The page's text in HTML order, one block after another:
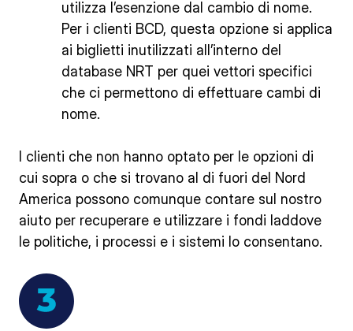
utilizza l’esenzione dal cambio di nome.
Per i clienti BCD, questa opzione si applica
ai biglietti inutilizzati all’interno del
database NRT per quei vettori specifici
che ci permettono di effettuare cambi di
nome.
I clienti che non hanno optato per le opzioni di
cui sopra o che si trovano al di fuori del Nord
America possono comunque contare sul nostro
aiuto per recuperare e utilizzare i fondi laddove
le politiche, i processi e i sistemi lo consentano.